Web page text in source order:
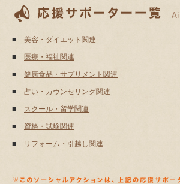
美容・ダイエット関連
■
医療・福祉関連
■
健康食品・サプリメント関連
■
占い・カウンセリング関連
■
スクール・留学関連
■
資格・試験関連
■
リフォーム・引越し関連
■